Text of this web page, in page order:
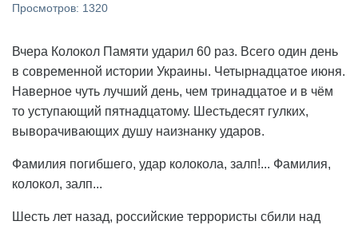
Просмотров: 1320
Вчера Колокол Памяти ударил 60 раз. Всего один день
в современной истории Украины. Четырнадцатое июня.
Наверное чуть лучший день, чем тринадцатое и в чём
то уступающий пятнадцатому. Шестьдесят гулких,
выворачивающих душу наизнанку ударов.
Фамилия погибшего, удар колокола, залп!... Фамилия,
колокол, залп...
Шесть лет назад, российские террористы сбили над